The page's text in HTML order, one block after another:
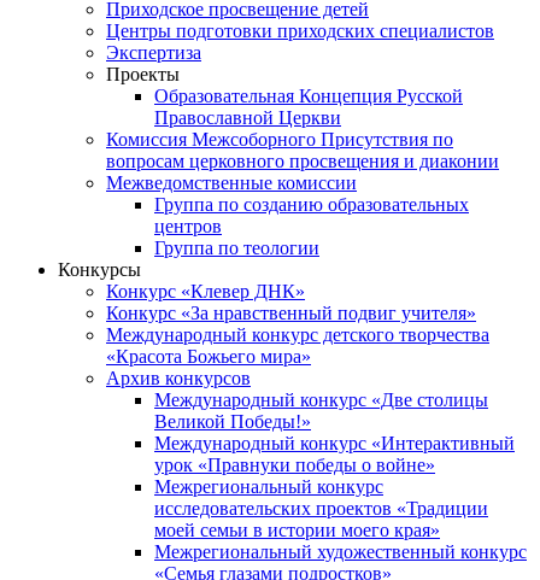
Приходское просвещение детей
Центры подготовки приходских специалистов
Экспертиза
Проекты
Образовательная Концепция Русской
Православной Церкви
Комиссия Межсоборного Присутствия по
вопросам церковного просвещения и диаконии
Межведомственные комиссии
Группа по созданию образовательных
центров
Группа по теологии
Конкурсы
Конкурс «Клевер ДНК»
Конкурс «За нравственный подвиг учителя»
Международный конкурс детского творчества
«Красота Божьего мира»
Архив конкурсов
Международный конкурс «Две столицы
Великой Победы!»
Международный конкурс «Интерактивный
урок «Правнуки победы о войне»
Межрегиональный конкурс
исследовательских проектов «Традиции
моей семьи в истории моего края»
Межрегиональный художественный конкурс
«Семья глазами подростков»